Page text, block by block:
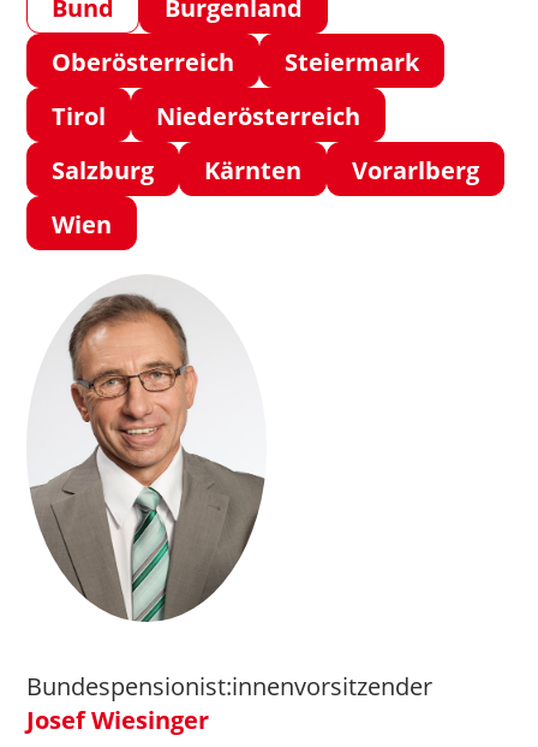
Bund
Burgenland
Oberösterreich
Steiermark
Tirol
Niederösterreich
Salzburg
Kärnten
Vorarlberg
Wien
Bundespensionist:innenvorsitzender
Josef Wiesinger